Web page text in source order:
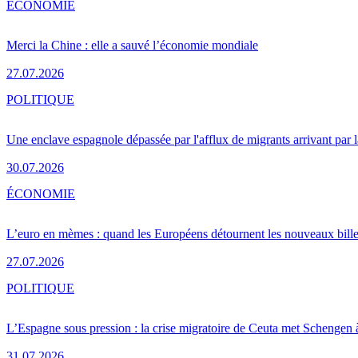
Merci la Chine : elle a sauvé l’économie mondiale
27.07.2026
ÉCONOMIE
Une enclave espagnole dépassée par l'afflux de migrants arrivant par
30.07.2026
POLITIQUE
L’euro en mèmes : quand les Européens détournent les nouveaux
27.07.2026
ÉCONOMIE
L’Espagne sous pression : la crise migratoire de Ceuta met Schengen
POLITIQUE